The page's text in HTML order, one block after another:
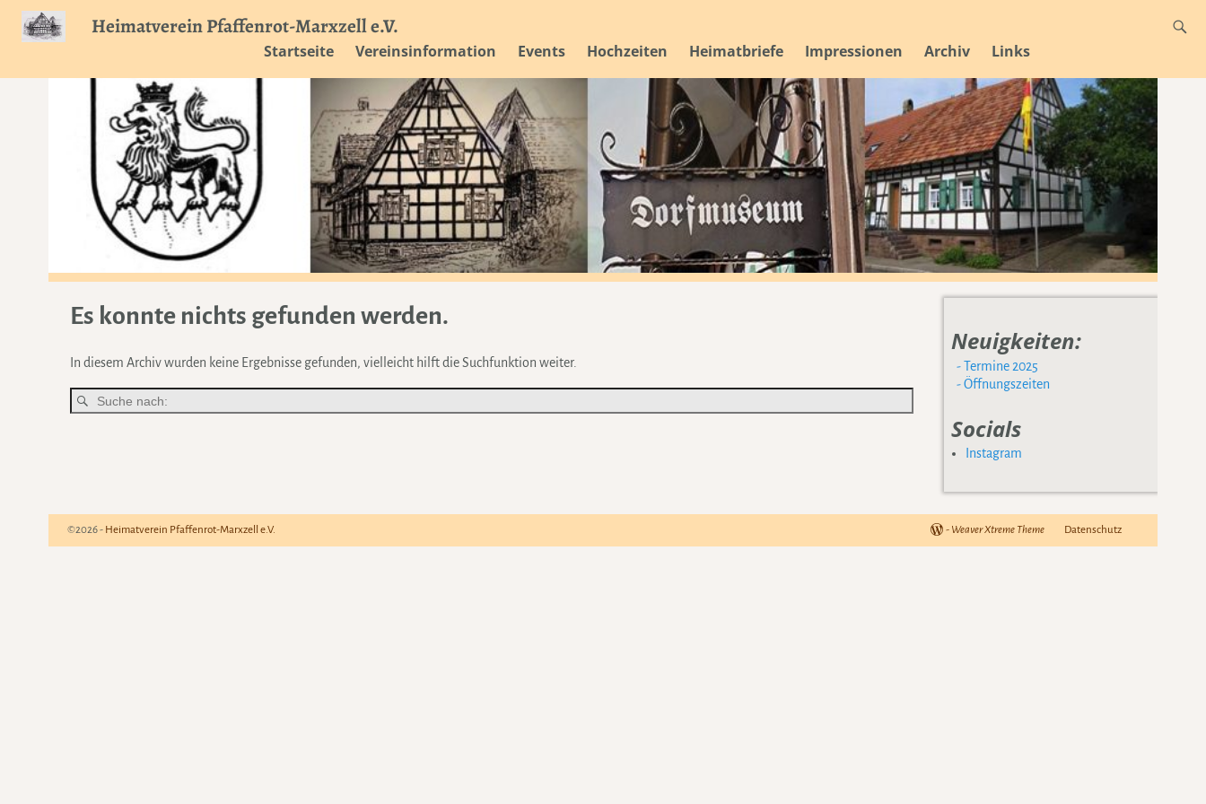
Heimatverein Pfaffenrot-Marxzell e.V.
Startseite Vereinsinformation Events Hochzeiten Heimatbriefe Impressionen Archiv Links
Es konnte nichts gefunden werden.
In diesem Archiv wurden keine Ergebnisse gefunden, vielleicht hilft die Suchfunktion weiter.
Neuigkeiten:
- Termine 2025
- Öffnungszeiten
Socials
Instagram
©2026 - Heimatverein Pfaffenrot-Marxzell e.V. - Weaver Xtreme Theme Datenschutz